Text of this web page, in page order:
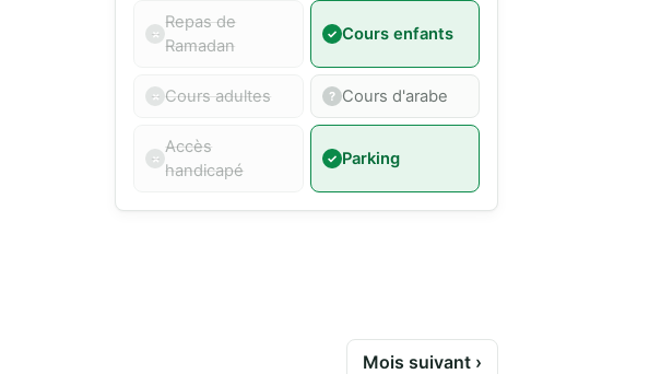
Repas de
Ramadan
Cours enfants
Cours adultes Cours d'arabe
Accès
handicapé
Parking
Mois suivant ›